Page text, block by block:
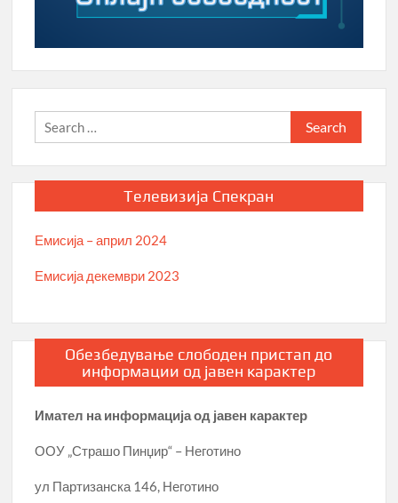
Search
for:
Телевизија Спекран
Емисија – април 2024
Емисија декември 2023
Обезбедување слободен пристап до
информации од јавен карактер
Имател на информација од јавен карактер
ООУ „Страшо Пинџир“ – Неготино
ул Партизанска 146, Неготино